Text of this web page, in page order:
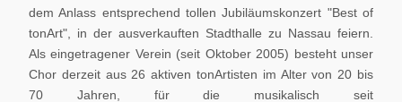
dem Anlass entsprechend tollen Jubiläumskonzert "Best of
tonArt", in der ausverkauften Stadthalle zu Nassau feiern.
Als eingetragener Verein (seit Oktober 2005) besteht unser
Chor derzeit aus 26 aktiven tonArtisten im Alter von 20 bis
70 Jahren, für die musikalisch seit